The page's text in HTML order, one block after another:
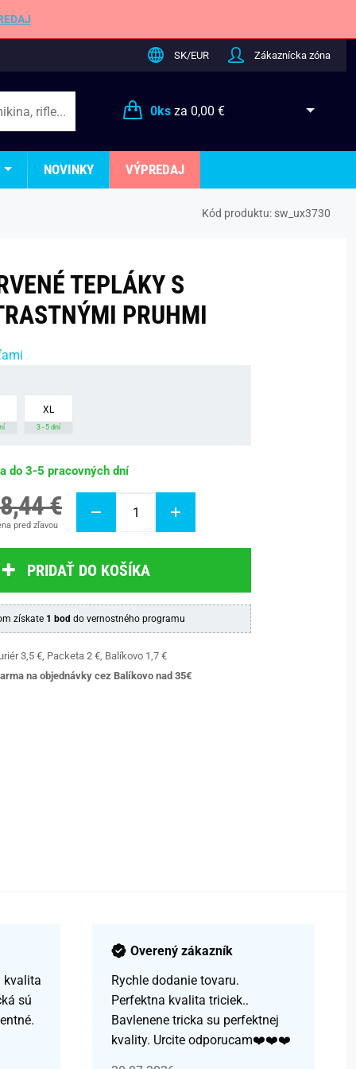
SK/EUR Zákaznícka zóna
0ksza 0,00 €
NOVINKY VÝPREDAJ
Kód produktu: sw_ux3730
TEPLÁKY S
PRUHMI
XL
3 - 5 dní
do 3-5 pracovných dní
€
pred zľavou
PRIDAŤ DO KOŠÍKA
získate 1 bod do vernostného programu
3,5 €, Packeta 2 €, Balíkovo 1,7 €
na objednávky cez Balíkovo nad 35€
kvalita
sú
Overený zákazník
Rychle dodanie tovaru.
Perfektna kvalita triciek..
Bavlenene tricka su perfektnej
kvality. Urcite odporucam❤️❤️❤️